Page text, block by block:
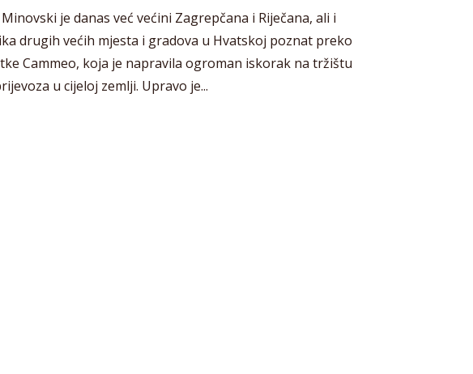
je danas već većini Zagrepčana i Riječana, ali i
drugih većih mjesta i gradova u Hvatskoj poznat preko
Cammeo, koja je napravila ogroman iskorak na tržištu
u cijeloj zemlji. Upravo je...